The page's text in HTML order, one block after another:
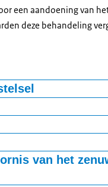
een aandoening van
deze behandeling
(ADCA), ataxie van
van het